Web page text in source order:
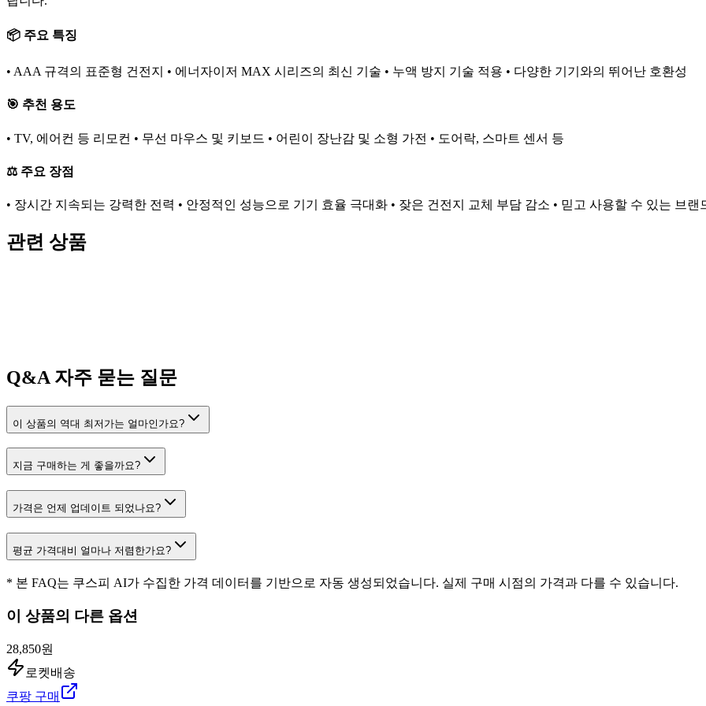
📦 주요 특징
• AAA 규격의 표준형 건전지 • 에너자이저 MAX 시리즈의 최신 기술 • 누액 방지 기술 적용 • 다양한 기기와의 뛰어난 호환성
🎯 추천 용도
• TV, 에어컨 등 리모컨 • 무선 마우스 및 키보드 • 어린이 장난감 및 소형 가전 • 도어락, 스마트 센서 등
⚖️ 주요 장점
• 장시간 지속되는 강력한 전력 • 안정적인 성능으로 기기 효율 극대화 • 잦은 건전지 교체 부담 감소 • 믿고 사용할 수 있는 브랜
관련 상품
Q&A 자주 묻는 질문
이 상품의 역대 최저가는 얼마인가요?
지금 구매하는 게 좋을까요?
가격은 언제 업데이트 되었나요?
평균 가격대비 얼마나 저렴한가요?
* 본 FAQ는 쿠스피 AI가 수집한 가격 데이터를 기반으로 자동 생성되었습니다. 실제 구매 시점의 가격과 다를 수 있습니다.
이 상품의 다른 옵션
28,850원
로켓배송
쿠팡 구매